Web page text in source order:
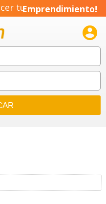
tuEmprendimiento!
